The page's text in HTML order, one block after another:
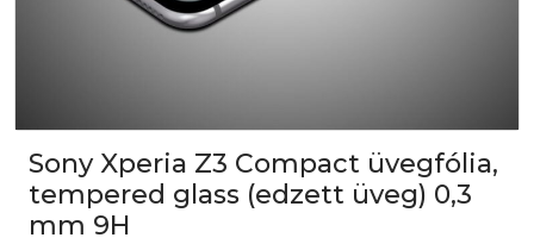
Sony Xperia Z3 Compact üvegfólia,
tempered glass (edzett üveg) 0,3
mm 9H